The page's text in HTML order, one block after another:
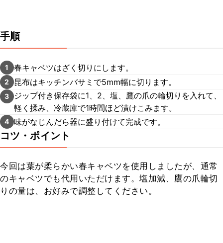
手順
1 春キャベツはざく切りにします。
2 昆布はキッチンバサミで5mm幅に切ります。
3
ジップ付き保存袋に1、2、塩、鷹の爪の輪切りを入れて、
軽く揉み、冷蔵庫で1時間ほど漬けこみます。
4 味がなじんだら器に盛り付けて完成です。
コツ・ポイント
今回は葉が柔らかい春キャベツを使用しましたが、通常
のキャベツでも代用いただけます。塩加減、鷹の爪輪切
りの量は、お好みで調整してください。